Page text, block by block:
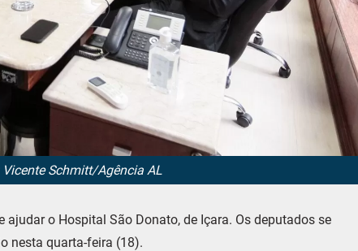
Vicente Schmitt/Agência AL
o Hospital São Donato, de Içara. Os deputados se
nesta quarta-feira (18).